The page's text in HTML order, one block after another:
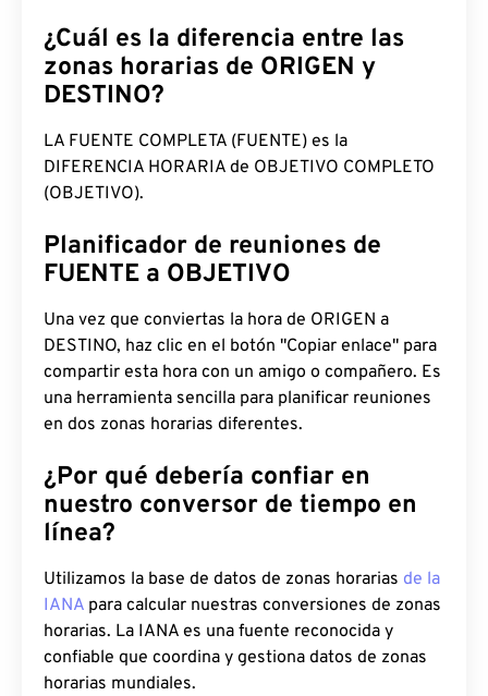
¿Cuál es la diferencia entre las
zonas horarias de ORIGEN y
DESTINO?
LA FUENTE COMPLETA (FUENTE) es la
DIFERENCIA HORARIA de OBJETIVO COMPLETO
(OBJETIVO).
Planificador de reuniones de
FUENTE a OBJETIVO
Una vez que conviertas la hora de ORIGEN a
DESTINO, haz clic en el botón "Copiar enlace" para
compartir esta hora con un amigo o compañero. Es
una herramienta sencilla para planificar reuniones
en dos zonas horarias diferentes.
¿Por qué debería confiar en
nuestro conversor de tiempo en
línea?
Utilizamos la base de datos de zonas horarias de la
IANA para calcular nuestras conversiones de zonas
horarias. La IANA es una fuente reconocida y
confiable que coordina y gestiona datos de zonas
horarias mundiales.